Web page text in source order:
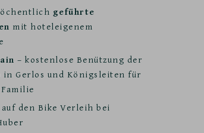
geführte
mit hoteleigenem
– kostenlose Benützung der
in Gerlos und Königsleiten für
auf den Bike Verleih bei